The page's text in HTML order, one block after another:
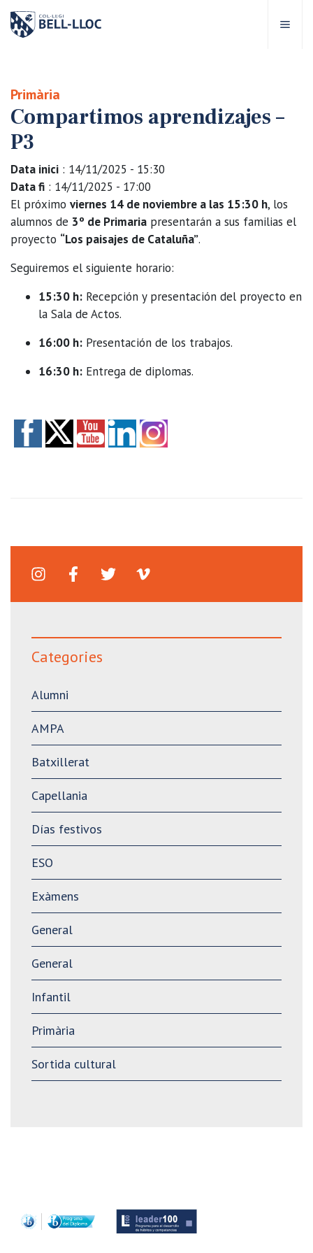
Bell-lloc
Educativo
educativas
Escolares
Primària
Compartimos aprendizajes –
P3
Data inici : 14/11/2025 - 15:30
Data fi : 14/11/2025 - 17:00
El próximo viernes 14 de noviembre a las 15:30 h, los
alumnos de 3º de Primaria presentarán a sus familias el
proyecto “Los paisajes de Cataluña”.
Seguiremos el siguiente horario:
15:30 h: Recepción y presentación del proyecto en
la Sala de Actos.
16:00 h: Presentación de los trabajos.
16:30 h: Entrega de diplomas.
Categories
Alumni
AMPA
Batxillerat
Capellania
Días festivos
ESO
Exàmens
General
General
Infantil
Primària
Sortida cultural